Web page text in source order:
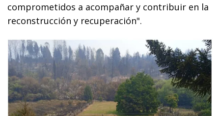
comprometidos a acompañar y contribuir en la
reconstrucción y recuperación".